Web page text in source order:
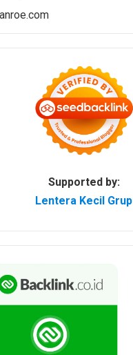
Supported by:
Lentera Kecil Grup